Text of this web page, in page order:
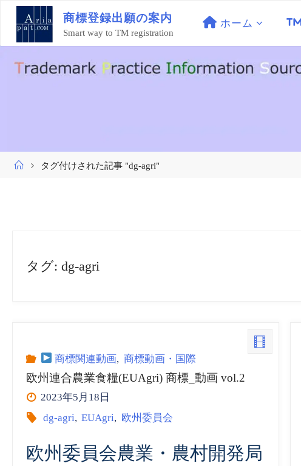
ン
商標登録出願の案内
Smart way to TM registration
ホーム
ホ
タグ付けされた記事 "dg-agri"
タグ:dg-agri
商標関連動画, 商標動画・国際
欧州連合農業食糧(EUAgri) 商標_動画 vol.2
2023年5月18日
dg-agri, EUAgri, 欧州委員会
欧州委員会農業・農村開発局